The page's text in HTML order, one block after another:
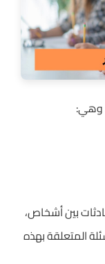
بين أشخاص،
المتعلقة بهذه